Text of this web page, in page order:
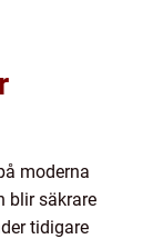
moderna
blir säkrare
tidigare